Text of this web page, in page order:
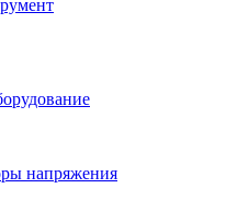
напряжения